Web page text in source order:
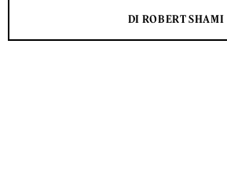
DI ROBERT SHAMI